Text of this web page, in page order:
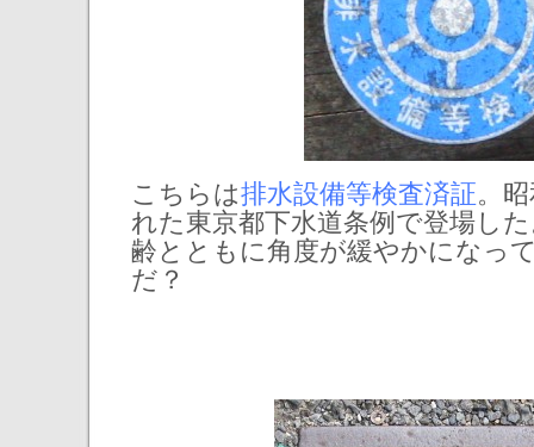
こちらは排水設備等検査済証。
れた東京都下水道条例で登場し
齢とともに角度が緩やかになっ
だ？